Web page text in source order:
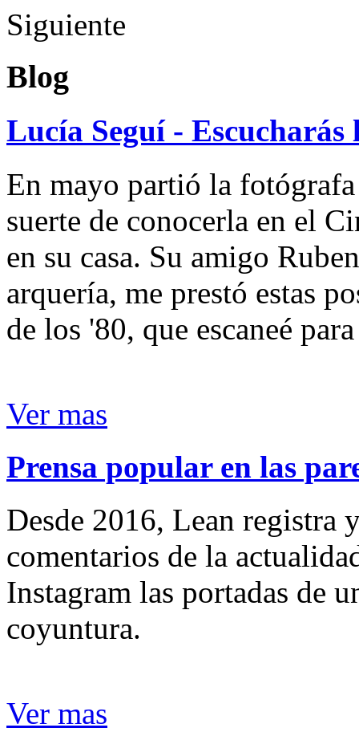
Siguiente
Blog
Lucía Seguí - Escucharás
En mayo partió la
suerte de conocerla en el
en su casa. Su amigo
arquería, me prestó estas
de los '80, que escaneé
Ver mas
Prensa popular en las
Desde 2016, Lean registra
comentarios de la
Instagram las portadas de
coyuntura.
Ver mas